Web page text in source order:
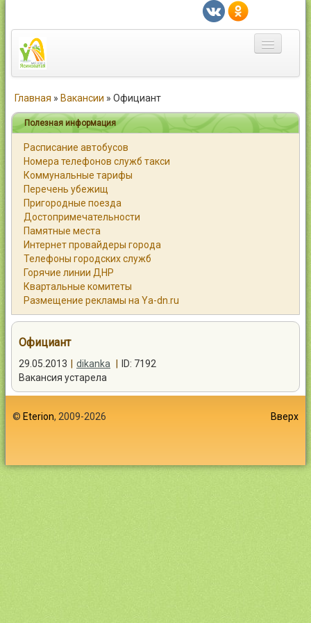
Город
Статьи
Каталог
Справочник
Работа
Объявления
Помощь
Контакты
Главная » Вакансии » Официант
Полезная информация
Расписание автобусов
Номера телефонов служб такси
Коммунальные тарифы
Перечень убежищ
Пригородные поезда
Достопримечательности
Памятные места
Интернет провайдеры города
Телефоны городских служб
Горячие линии ДНР
Квартальные комитеты
Размещение рекламы на Ya-dn.ru
Официант
29.05.2013 dikanka
ID: 7192
Вакансия устарела
© Eterion, 2009-2026 Вверх